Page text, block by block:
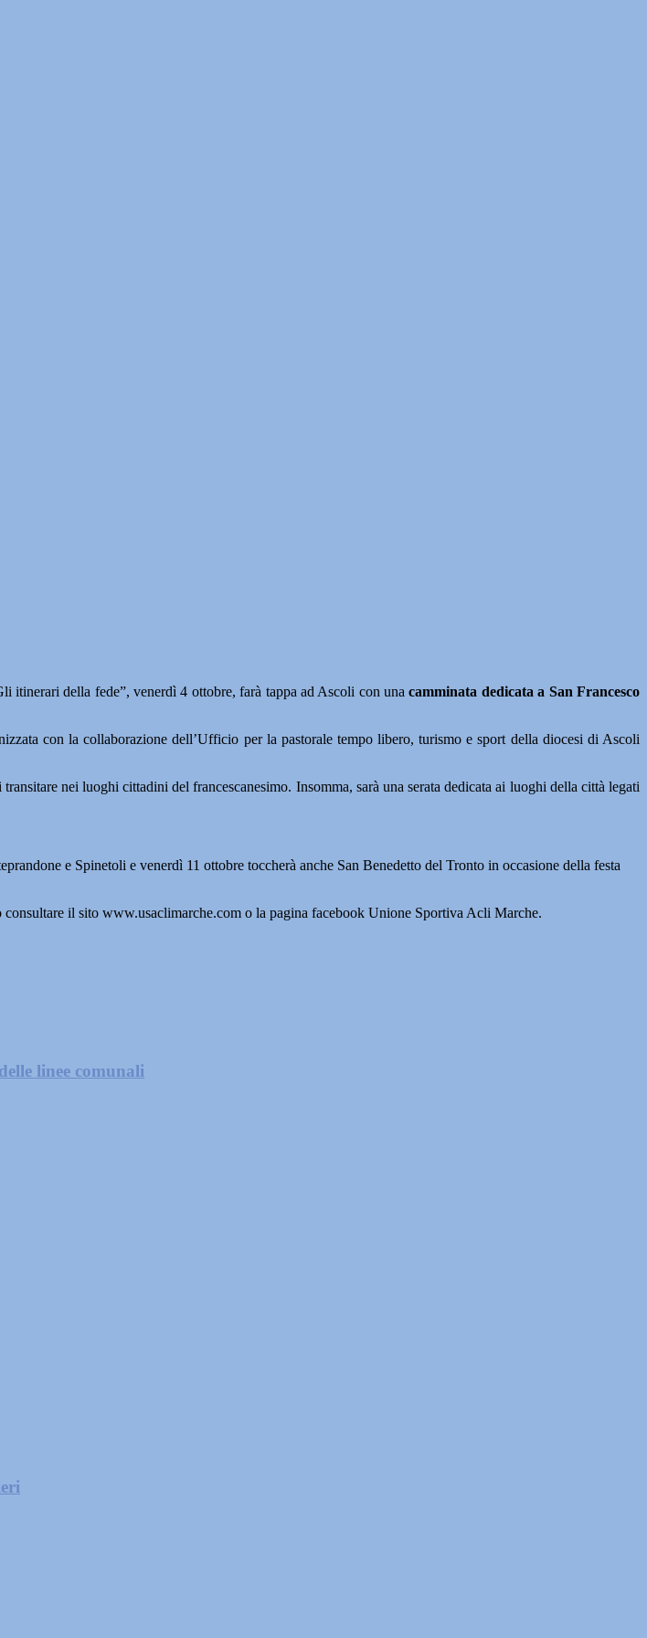
itinerari della fede”, venerdì 4 ottobre, farà tappa ad Ascoli con unacamminata dedicata a San Francesco
con la collaborazione dell’Ufficio per la pastorale tempo libero, turismo e sport della diocesi di Ascoli
nei luoghi cittadini del francescanesimo. Insomma, sarà una serata dedicata ai luoghi della città legati
e Spinetoli e venerdì 11 ottobre toccherà anche San Benedetto del Tronto in occasione della festa
il sito www.usaclimarche.com o la pagina facebook Unione Sportiva Acli Marche.
linee comunali